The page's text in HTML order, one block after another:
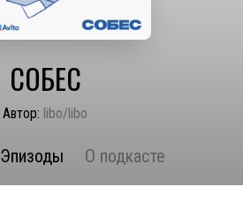
СОБЕС
Автор: libo/libo
Эпизоды О подкасте